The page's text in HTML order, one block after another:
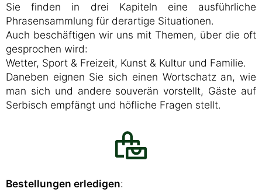
Sie finden in drei Kapiteln eine ausführliche
Phrasensammlung für derartige Situationen.
Auch beschäftigen wir uns mit Themen, über die oft
gesprochen wird:
Wetter, Sport & Freizeit, Kunst & Kultur und Familie.
Daneben eignen Sie sich einen Wortschatz an, wie
man sich und andere souverän vorstellt, Gäste auf
Serbisch empfängt und höfliche Fragen stellt.
Bestellungen erledigen: